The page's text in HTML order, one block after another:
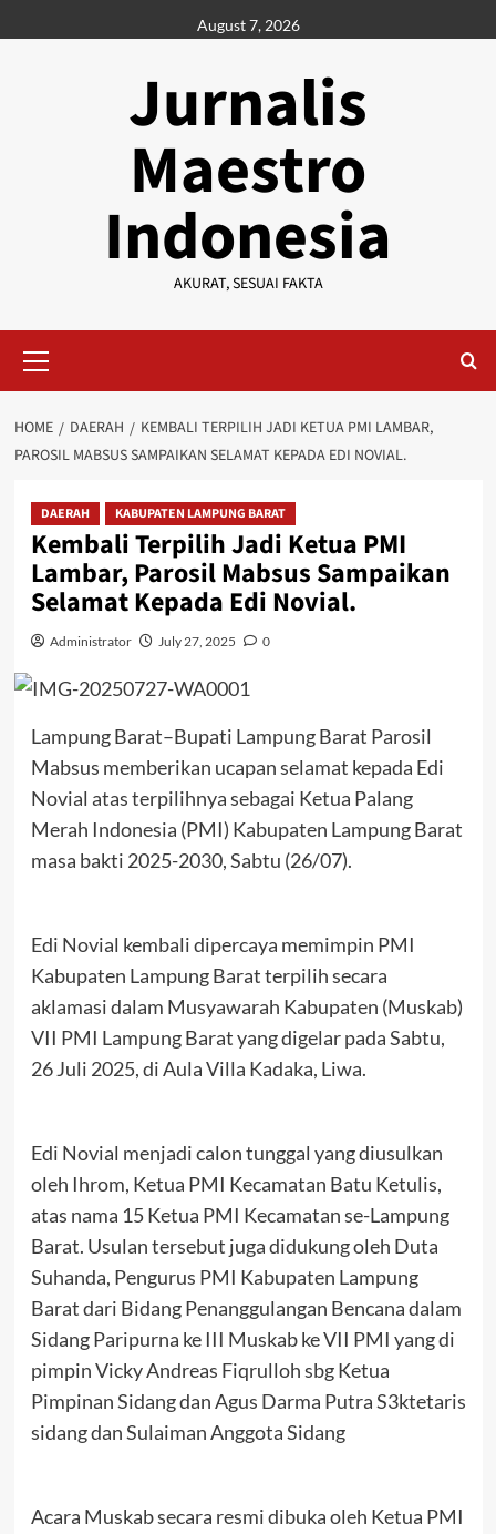
to
August 7, 2026
Jurnalis
Maestro
Indonesia
AKURAT, SESUAI FAKTA
Menu
HOME DAERAH
KEMBALI TERPILIH JADI KETUA PMI LAMBAR,
PAROSIL MABSUS SAMPAIKAN SELAMAT KEPADA EDI NOVIAL.
DAERAH KABUPATEN LAMPUNG BARAT
Kembali Terpilih Jadi Ketua PMI
Lambar, Parosil Mabsus Sampaikan
Selamat Kepada Edi Novial.
Administrator July 27, 2025 0
Lampung Barat–Bupati Lampung Barat Parosil
Mabsus memberikan ucapan selamat kepada Edi
Novial atas terpilihnya sebagai Ketua Palang
Merah Indonesia (PMI) Kabupaten Lampung Barat
masa bakti 2025-2030, Sabtu (26/07).
Edi Novial kembali dipercaya memimpin PMI
Kabupaten Lampung Barat terpilih secara
aklamasi dalam Musyawarah Kabupaten (Muskab)
VII PMI Lampung Barat yang digelar pada Sabtu,
26 Juli 2025, di Aula Villa Kadaka, Liwa.
Edi Novial menjadi calon tunggal yang diusulkan
oleh Ihrom, Ketua PMI Kecamatan Batu Ketulis,
atas nama 15 Ketua PMI Kecamatan se-Lampung
Barat. Usulan tersebut juga didukung oleh Duta
Suhanda, Pengurus PMI Kabupaten Lampung
Barat dari Bidang Penanggulangan Bencana dalam
Sidang Paripurna ke III Muskab ke VII PMI yang di
pimpin Vicky Andreas Fiqrulloh sbg Ketua
Pimpinan Sidang dan Agus Darma Putra S3ktetaris
sidang dan Sulaiman Anggota Sidang
Acara Muskab secara resmi dibuka oleh Ketua PMI